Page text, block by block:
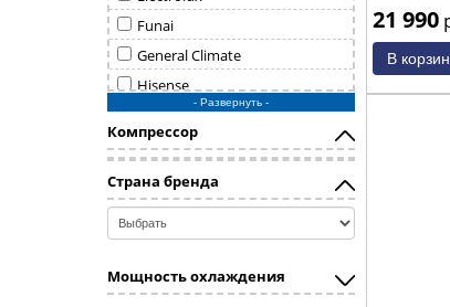
Funai
General Climate
Hisense
Royal Clima
zanussi
- Развернуть -
Компрессор
Страна бренда
Мощность охлаждения
21 990